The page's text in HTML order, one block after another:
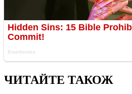
ЧИТАЙТЕ ТАКОЖ